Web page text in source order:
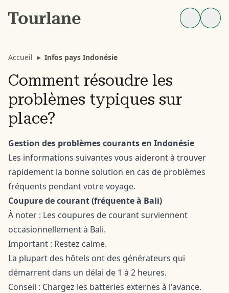
Accueil ▸ Infos pays Indonésie
Comment résoudre les
problèmes typiques sur
place?
Gestion des problèmes courants en Indonésie
Les informations suivantes vous aideront à trouver
rapidement la bonne solution en cas de problèmes
fréquents pendant votre voyage.
Coupure de courant (fréquente à Bali)
À noter : Les coupures de courant surviennent
occasionnellement à Bali.
Important : Restez calme.
La plupart des hôtels ont des générateurs qui
démarrent dans un délai de 1 à 2 heures.
Conseil : Chargez les batteries externes à l'avance.